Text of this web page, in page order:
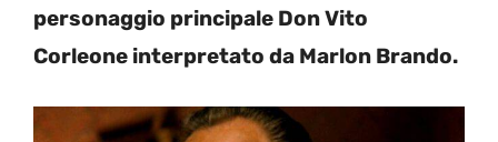
personaggio principale Don Vito
Corleone interpretato da Marlon Brando.